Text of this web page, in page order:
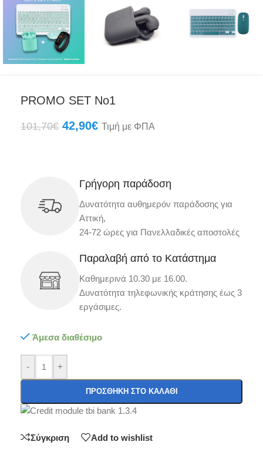
PROMO SET No1
101,70€ 42,90€ Τιμή με ΦΠΑ
Γρήγορη παράδοση
Δυνατότητα αυθημερόν παράδοσης για
Αττική,
24-72 ώρες για Πανελλαδικές αποστολές
Παραλαβή από το Κατάστημα
Καθημερινά 10.30 με 16.00.
Δυνατότητα τηλεφωνικής κράτησης έως 3
εργάσιμες.
Άμεσα διαθέσιμο
- +
ΠΡΟΣΘΉΚΗ ΣΤΟ ΚΑΛΆΘΙ
Σύγκριση Add to wishlist